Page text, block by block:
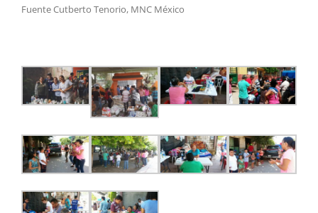
Fuente Cutberto Tenorio, MNC México